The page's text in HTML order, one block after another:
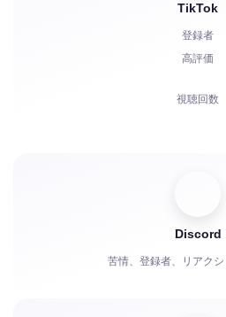
TikTok
登録者
高評価
視聴回数
Discord
苦情、登録者、リアク